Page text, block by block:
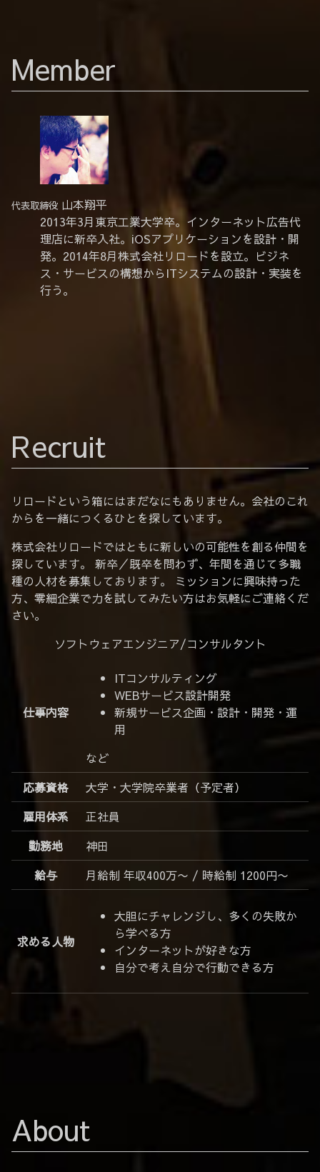
Member
代表取締役 山本翔平
2013年3月東京工業大学卒。インターネット広告代
理店に新卒入社。iOSアプリケーションを設計・開
発。2014年8月株式会社リロードを設立。ビジネ
ス・サービスの構想からITシステムの設計・実装を
行う。
Recruit
リロードという箱にはまだなにもありません。会社のこれ
からを一緒につくるひとを探しています。
株式会社リロードではともに新しいの可能性を創る仲間を
探しています。 新卒／既卒を問わず、年間を通じて多職
種の人材を募集しております。 ミッションに興味持った
方、零細企業で力を試してみたい方はお気軽にご連絡くだ
さい。
ソフトウェアエンジニア/コンサルタント
仕事内容
ITコンサルティング
WEBサービス設計開発
新規サービス企画・設計・開発・運
用
など
応募資格
大学・大学院卒業者（予定者）
雇用体系
正社員
勤務地
神田
給与
月給制 年収400万〜 / 時給制 1200円〜
求める人物
大胆にチャレンジし、多くの失敗か
ら学べる方
インターネットが好きな方
自分で考え自分で行動できる方
About